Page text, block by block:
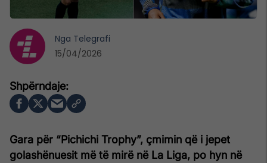
Gara për “Pichichi Trophy”, çmimin që i jepet
golashënuesit më të mirë në La Liga, po hyn në
Nga Telegrafi
15/04/2026